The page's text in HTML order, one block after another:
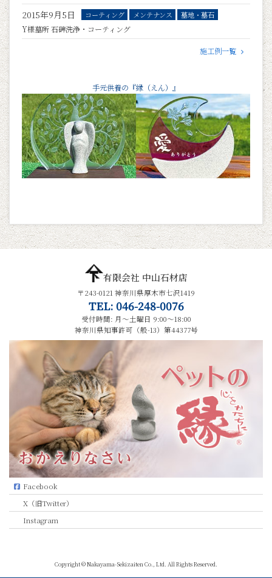
2015年9月5日 コーティング メンテナンス 墓地・墓石
Y様墓所 石碑洗浄・コーティング
施工例一覧
手元供養の『縁（えん）』
有限会社 中山石材店
〒243-0121 神奈川県厚木市七沢1419
TEL: 046-248-0076
受付時間: 月～土曜日 9:00～18:00
神奈川県知事許可（般-13）第44377号
Facebook
X（旧Twitter）
Instagram
Copyright © Nakayama-Sekizaiten Co., Ltd. All Rights Reserved.